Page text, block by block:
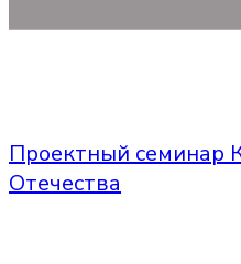
Проектный семинар
Отечества